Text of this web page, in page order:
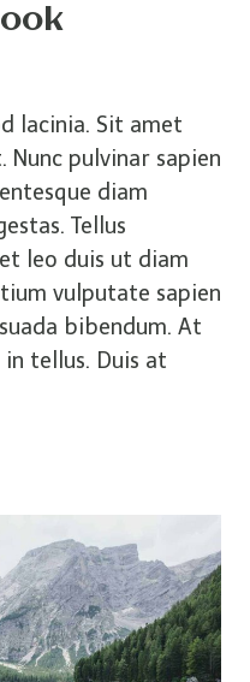
lacinia. Sit amet
pulvinar sapien
diam
Tellus
leo duis ut diam
vulputate sapien
bibendum. At
tellus. Duis at